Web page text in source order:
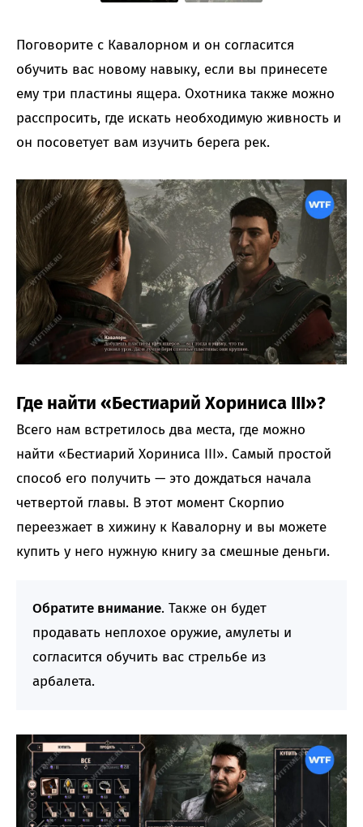
Поговорите с Кавалорном и он согласится
обучить вас новому навыку, если вы принесете
ему три пластины ящера. Охотника также можно
расспросить, где искать необходимую живность и
он посоветует вам изучить берега рек.
Где найти «Бестиарий Хориниса III»?
Всего нам встретилось два места, где можно
найти «Бестиарий Хориниса III». Самый простой
способ его получить — это дождаться начала
четвертой главы. В этот момент Скорпио
переезжает в хижину к Кавалорну и вы можете
купить у него нужную книгу за смешные деньги.
Обратите внимание. Также он будет
продавать неплохое оружие, амулеты и
согласится обучить вас стрельбе из
арбалета.